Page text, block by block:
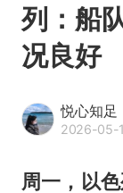
列：船
况良好
悦心知足
2026-05-
周一，以